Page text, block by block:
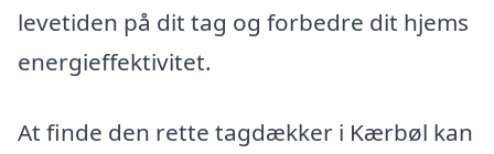
levetiden på dit tag og forbedre dit hjems
energieffektivitet.
At finde den rette tagdækker i Kærbøl kan